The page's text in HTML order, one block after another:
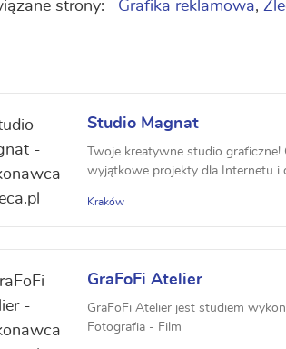
strony: Grafika reklamowa,
Studio Magnat
Twoje kreatywne studio
wyjątkowe projekty dla Internetu i
Kraków
GraFoFi Atelier
GraFoFi Atelier jest studiem
Fotografia - Film